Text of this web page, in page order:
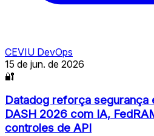
CEVIU DevOps
15 de jun. de 2026
🔐
Datadog reforça segurança
DASH 2026 com IA,
controles de API